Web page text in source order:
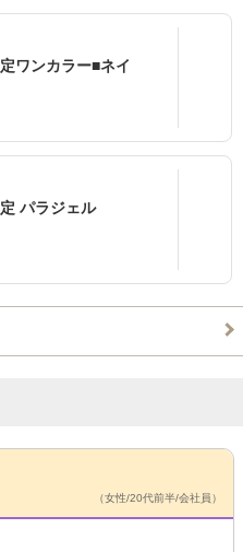
ワンカラー■ネイ
パラジェル
（女性/20代前半/会社員）